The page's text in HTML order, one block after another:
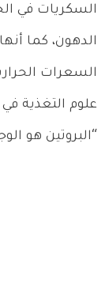
السكريات في
الدهون، كما
السعرات
علوم التغذية
“البروتين هو